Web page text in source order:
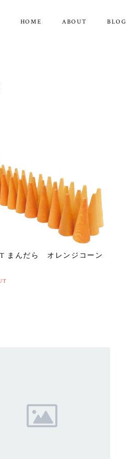
HOME ABOUT BLOG
まんだら オレンジコーン